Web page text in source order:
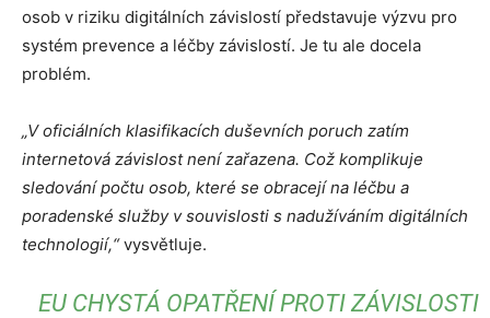
osob v riziku digitálních závislostí představuje výzvu pro
systém prevence a léčby závislostí. Je tu ale docela
problém.
„V oficiálních klasifikacích duševních poruch zatím
internetová závislost není zařazena. Což komplikuje
sledování počtu osob, které se obracejí na léčbu a
poradenské služby v souvislosti s nadužíváním digitálních
technologií,“vysvětluje.
EU CHYSTÁ OPATŘENÍ PROTI ZÁVISLOSTI